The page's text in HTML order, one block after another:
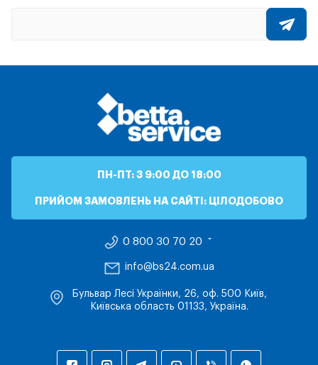
ПН-ПТ: З 9:00 ДО 18:00
ПРИЙОМ ЗАМОВЛЕНЬ НА САЙТІ: ЦІЛОДОБОВО
0 800 30 70 20
info@bs24.com.ua
Бульвар Лесі Українки, 26, оф. 500 Київ,
Київська область 01133, Україна.